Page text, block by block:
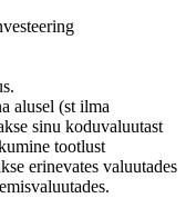
alusel (st ilma
sinu koduvaluutast
tootlust
erinevates valuutades